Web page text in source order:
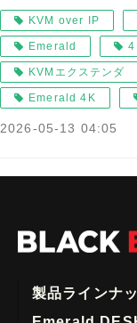
KVM over IP
Emerald
KVMエクステンダ
Emerald 4K
2026-05-13 04:05
製品ラインナ